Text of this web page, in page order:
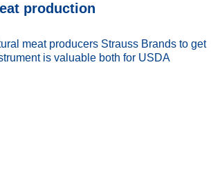
production
meat producers Strauss Brands to get
is valuable both for USDA